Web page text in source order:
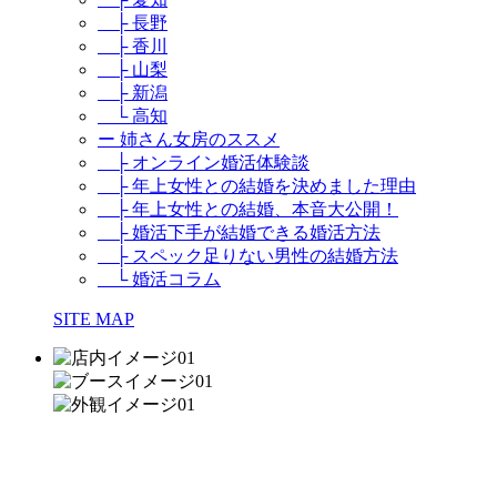
├ 長野
├ 香川
├ 山梨
├ 新潟
└ 高知
ー 姉さん女房のススメ
├ オンライン婚活体験談
├ 年上女性との結婚を決めました理由
├ 年上女性との結婚、本音大公開！
├ 婚活下手が結婚できる婚活方法
├ スペック足りない男性の結婚方法
└ 婚活コラム
SITE MAP